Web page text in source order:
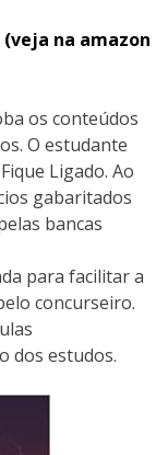
na amazon
os conteúdos
O estudante
Ligado. Ao
gabaritados
bancas
para facilitar a
concurseiro.
dos estudos.